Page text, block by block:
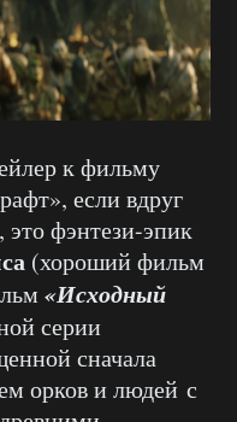
к фильму
если вдруг
это фэнтези-эпик
(хороший фильм
«Исходный
серии
сначала
орков и людей с